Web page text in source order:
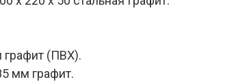
(ПВХ).
мм графит.